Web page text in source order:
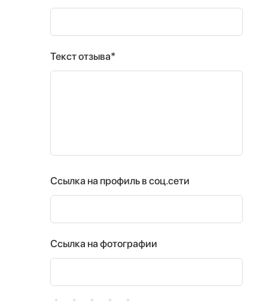
Текст отзыва*
Ссылка на профиль в соц.сети
Ссылка на фотографии